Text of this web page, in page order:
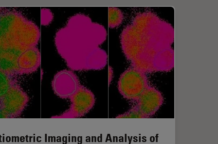
Imaging and Analysis of